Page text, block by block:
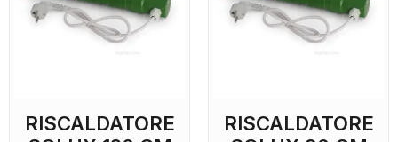
RISCALDATORE
RISCALDATORE